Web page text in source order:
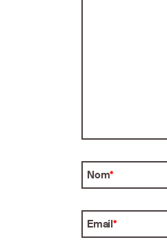
Nom*
Email*